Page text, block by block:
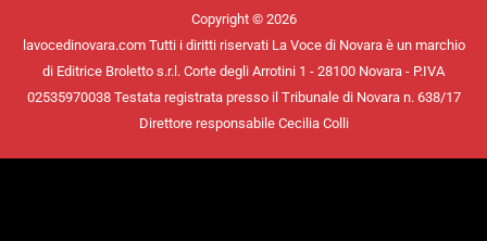
Copyright © 2026
lavocedinovara.com Tutti i diritti riservati La Voce di Novara è un marchio
di Editrice Broletto s.r.l. Corte degli Arrotini 1 - 28100 Novara - P.IVA
02535970038 Testata registrata presso il Tribunale di Novara n. 638/17
Direttore responsabile Cecilia Colli